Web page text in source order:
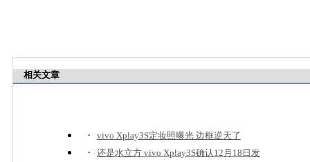
相关文章
· vivo Xplay3S定妆照曝光 边框逆天了
· 还是水立方 vivo Xplay3S确认12月18日发